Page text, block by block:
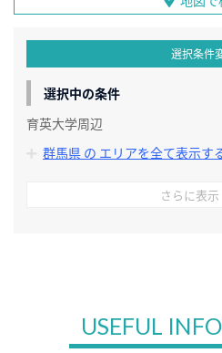
選択条件
選択中の条件
育英大学周辺
群馬県 の エリアを全て表示す
さらに表示
USEFUL